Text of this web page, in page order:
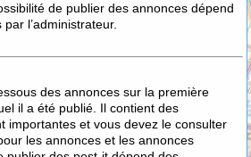
de publier des annonces dépend
l’administrateur.
des annonces sur la première
il a été publié. Il contient des
importantes et vous devez le consulter
les annonces et les annonces